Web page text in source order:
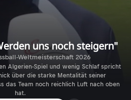
uns noch steigern"
Weltmeisterschaft 2026
Algerien-Spiel und wenig Schlaf spricht
über die starke Mentalität seiner
das Team noch reichlich Luft nach oben
hat.